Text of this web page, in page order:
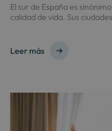
El sur de España es
calidad de vida. Sus
Leer más